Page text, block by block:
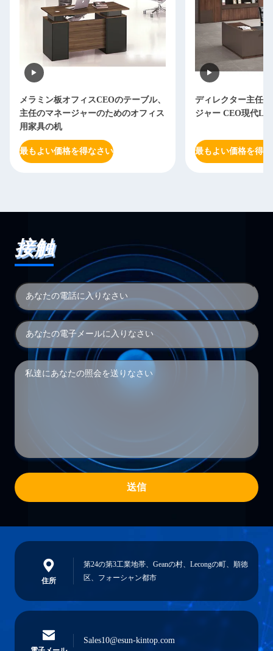
メラミン板オフィスCEOのテーブル、
主任のマネージャーのためのオフィス
用家具の机
最もよい価格を得なさい
ディレクター主任
ジャー CEO現代L
最もよい価格を得
接触
送信
住所
第24の第3工業地帯、Geanの村、Lecongの町、順徳
区、フォーシャン都市
Sales10@esun-kintop.com